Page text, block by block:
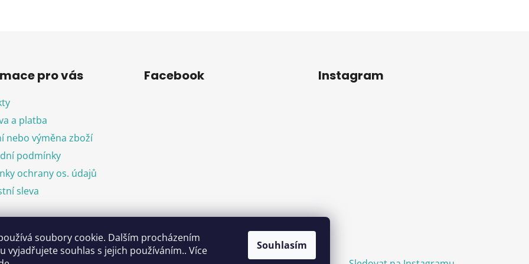
soubory cookie. Dalším procházením
vyjadřujete souhlas s jejich používáním.. Více
Souhlasím
p
s
u
pro vás
a platba
nebo výměna zboží
podmínky
ochrany os. údajů
sleva
Facebook Instagram